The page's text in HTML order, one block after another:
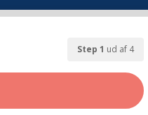
Step 1 ud af 4